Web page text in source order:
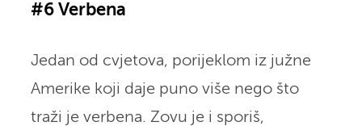
#6 Verbena
Jedan od cvjetova, porijeklom iz južne
Amerike koji daje puno više nego što
traži je verbena. Zovu je i sporiš,